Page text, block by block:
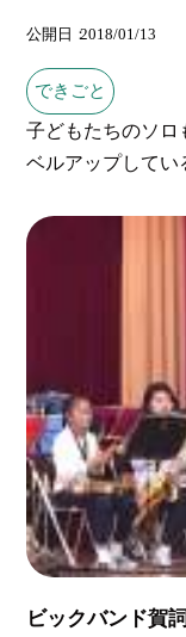
公開日 2018/01/13
できごと
子どもたちのソロ
ベルアップしてい
ビックバンド賀